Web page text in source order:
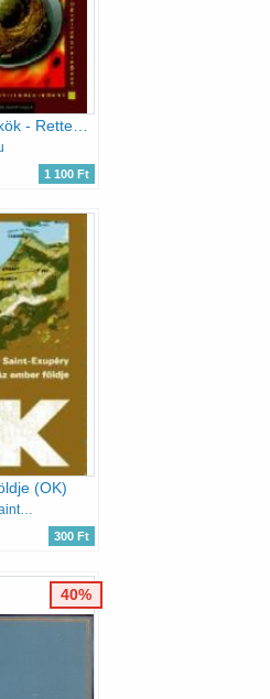
1 100 Ft
(OK)
Antoine de Saint-Exupéry
300 Ft
40%